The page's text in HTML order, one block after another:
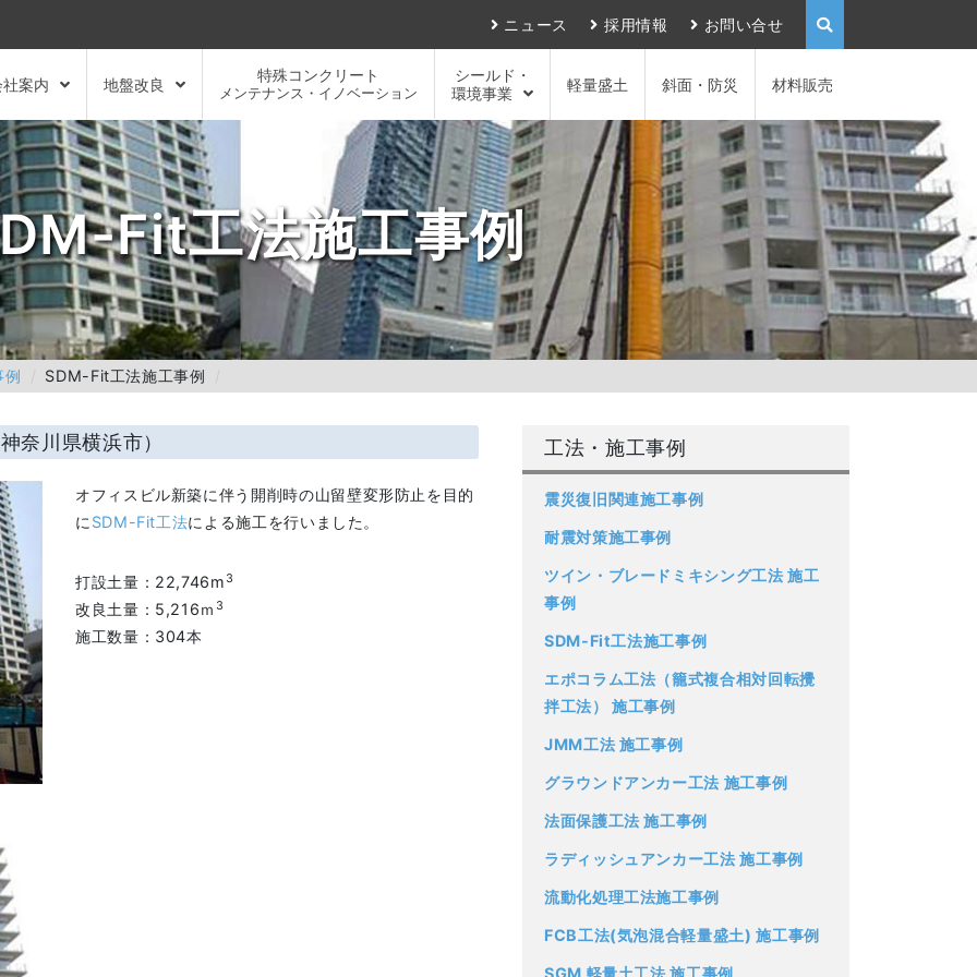
ニュース 採用情報 お問い合せ
社案内 地盤改良
特殊コンクリート
メンテナンス・イノベーション
シールド・
環境事業
軽量盛土 斜面・防災 材料販売
Fit工法施工事例
例 SDM-Fit工法施工事例
川県横浜市）
オフィスビル新築に伴う開削時の山留壁変形防止を目的
に SDM-Fit工法による施工を行いました。
打設土量：22,746m 3
改良土量：5,216ｍ 3
施工数量：304本
工法・施工事例
震災復旧関連施工事例
耐震対策施工事例
ツイン・ブレードミキシング工法 施工
事例
SDM-Fit工法施工事例
エポコラム工法（籠式複合相対回転攪
拌工法） 施工事例
JMM工法 施工事例
グラウンドアンカー工法 施工事例
法面保護工法 施工事例
ラディッシュアンカー工法 施工事例
流動化処理工法施工事例
FCB工法(気泡混合軽量盛土) 施工事例
SGM 軽量土工法 施工事例